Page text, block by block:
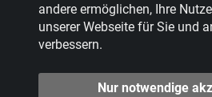
Abfallberatung:02234 9217-17
andere ermöglichen, Ihre
unserer Webseite für Sie und
verbessern.
Nur notwendige